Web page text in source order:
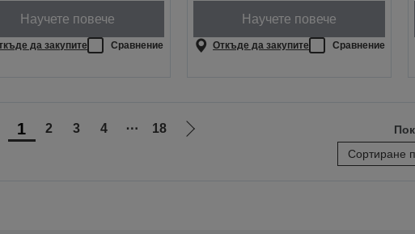
Научете повече
да закупите Сравнение
Научете повече
Откъде да закупите Сравнение
1 2 3 4 ⋯ 18
Отиди
Сортиране